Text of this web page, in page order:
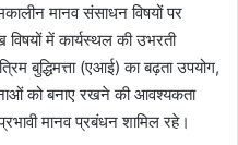
मानव संसाधन विषयों पर
विषयों में कार्यस्थल की उभरती
बुद्धिमत्ता (एआई) का बढ़ता उपयोग,
को बनाए रखने की आवश्यकता
मानव प्रबंधन शामिल रहे।